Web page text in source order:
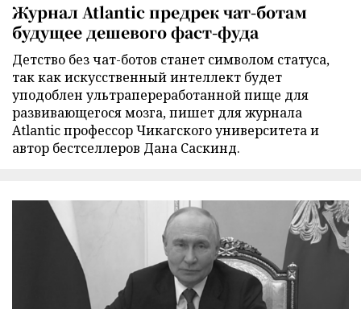
Журнал Atlantic предрек чат-ботам
будущее дешевого фаст-фуда
Детство без чат-ботов станет символом статуса,
так как искусственный интеллект будет
уподоблен ультрапереработанной пище для
развивающегося мозга, пишет для журнала
Atlantic профессор Чикагского университета и
автор бестселлеров Дана Саскинд.